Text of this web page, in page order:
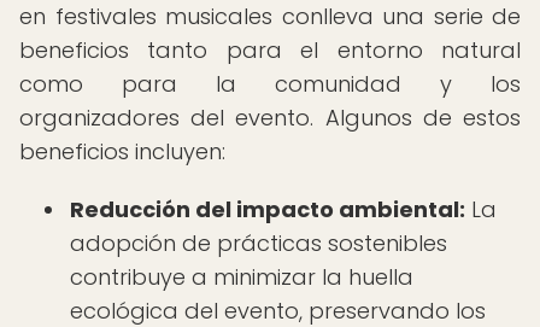
en festivales musicales conlleva una serie de
beneficios tanto para el entorno natural
como para la comunidad y los
organizadores del evento. Algunos de estos
beneficios incluyen:
Reducción del impacto ambiental: La
adopción de prácticas sostenibles
contribuye a minimizar la huella
ecológica del evento, preservando los